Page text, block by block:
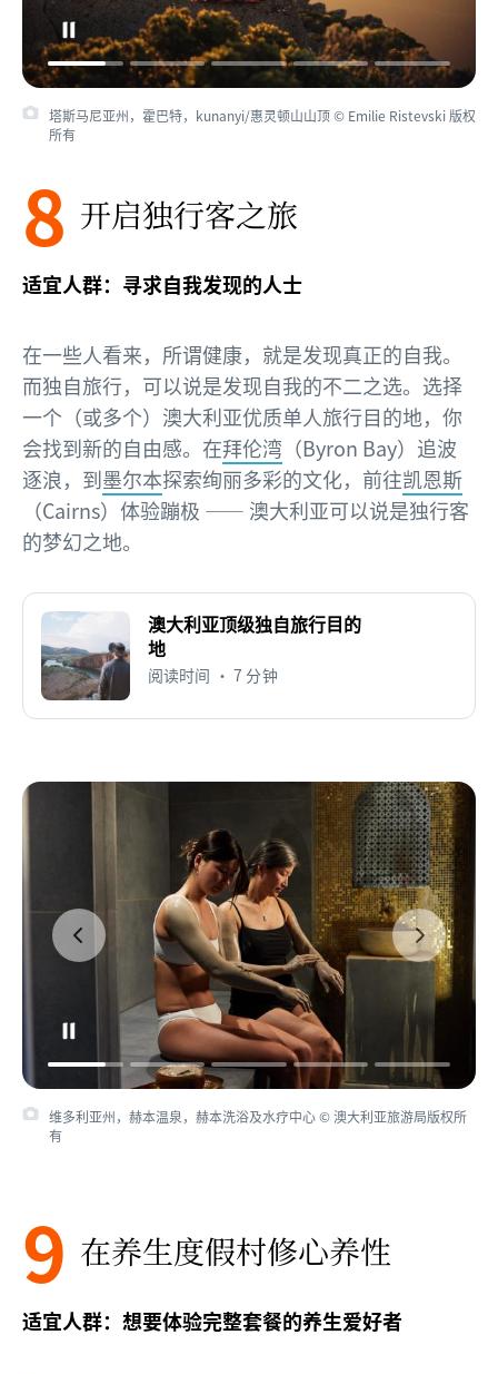
塔斯马尼亚州，霍巴特，kunanyi/惠灵顿山山顶 © Emilie Ristevski 版权
所有
8 开启独行客之旅
适宜人群：寻求自我发现的人士
在一些人看来，所谓健康，就是发现真正的自我。
而独自旅行，可以说是发现自我的不二之选。选择
一个（或多个）澳大利亚优质单人旅行目的地，你
会找到新的自由感。在拜伦湾 （Byron Bay）追波
逐浪，到墨尔本探索绚丽多彩的文化，前往凯恩斯
（Cairns）体验蹦极 —— 澳大利亚可以说是独行客
的梦幻之地。
澳大利亚顶级独自旅行目的
地
阅读时间 • 7 分钟
维多利亚州，赫本温泉，赫本洗浴及水疗中心 © 澳大利亚旅游局版权所
有
9 在养生度假村修心养性
适宜人群：想要体验完整套餐的养生爱好者